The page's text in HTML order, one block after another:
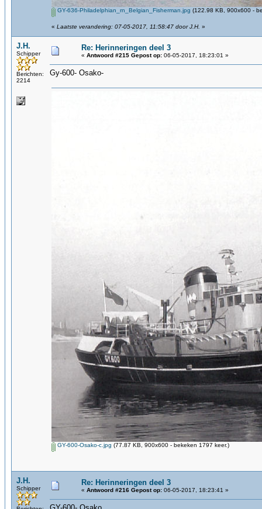
GY-636-Philadelphian_rn_Belgian_Fisherman.jpg (122.98 KB, 900x600 -
« Laatste verandering: 07-05-2017, 11:58:47 door J.H. »
J.H.
Schipper
Berichten:
2214
Re: Herinneringen deel 3
« Antwoord #215 Gepost op: 06-05-2017, 18:23:01 »
Gy-600- Osako-
GY-600-Osako-c.jpg (77.87 KB, 900x600 - bekeken 1797 keer.)
J.H.
Schipper
Re: Herinneringen deel 3
« Antwoord #216 Gepost op: 06-05-2017, 18:23:41 »